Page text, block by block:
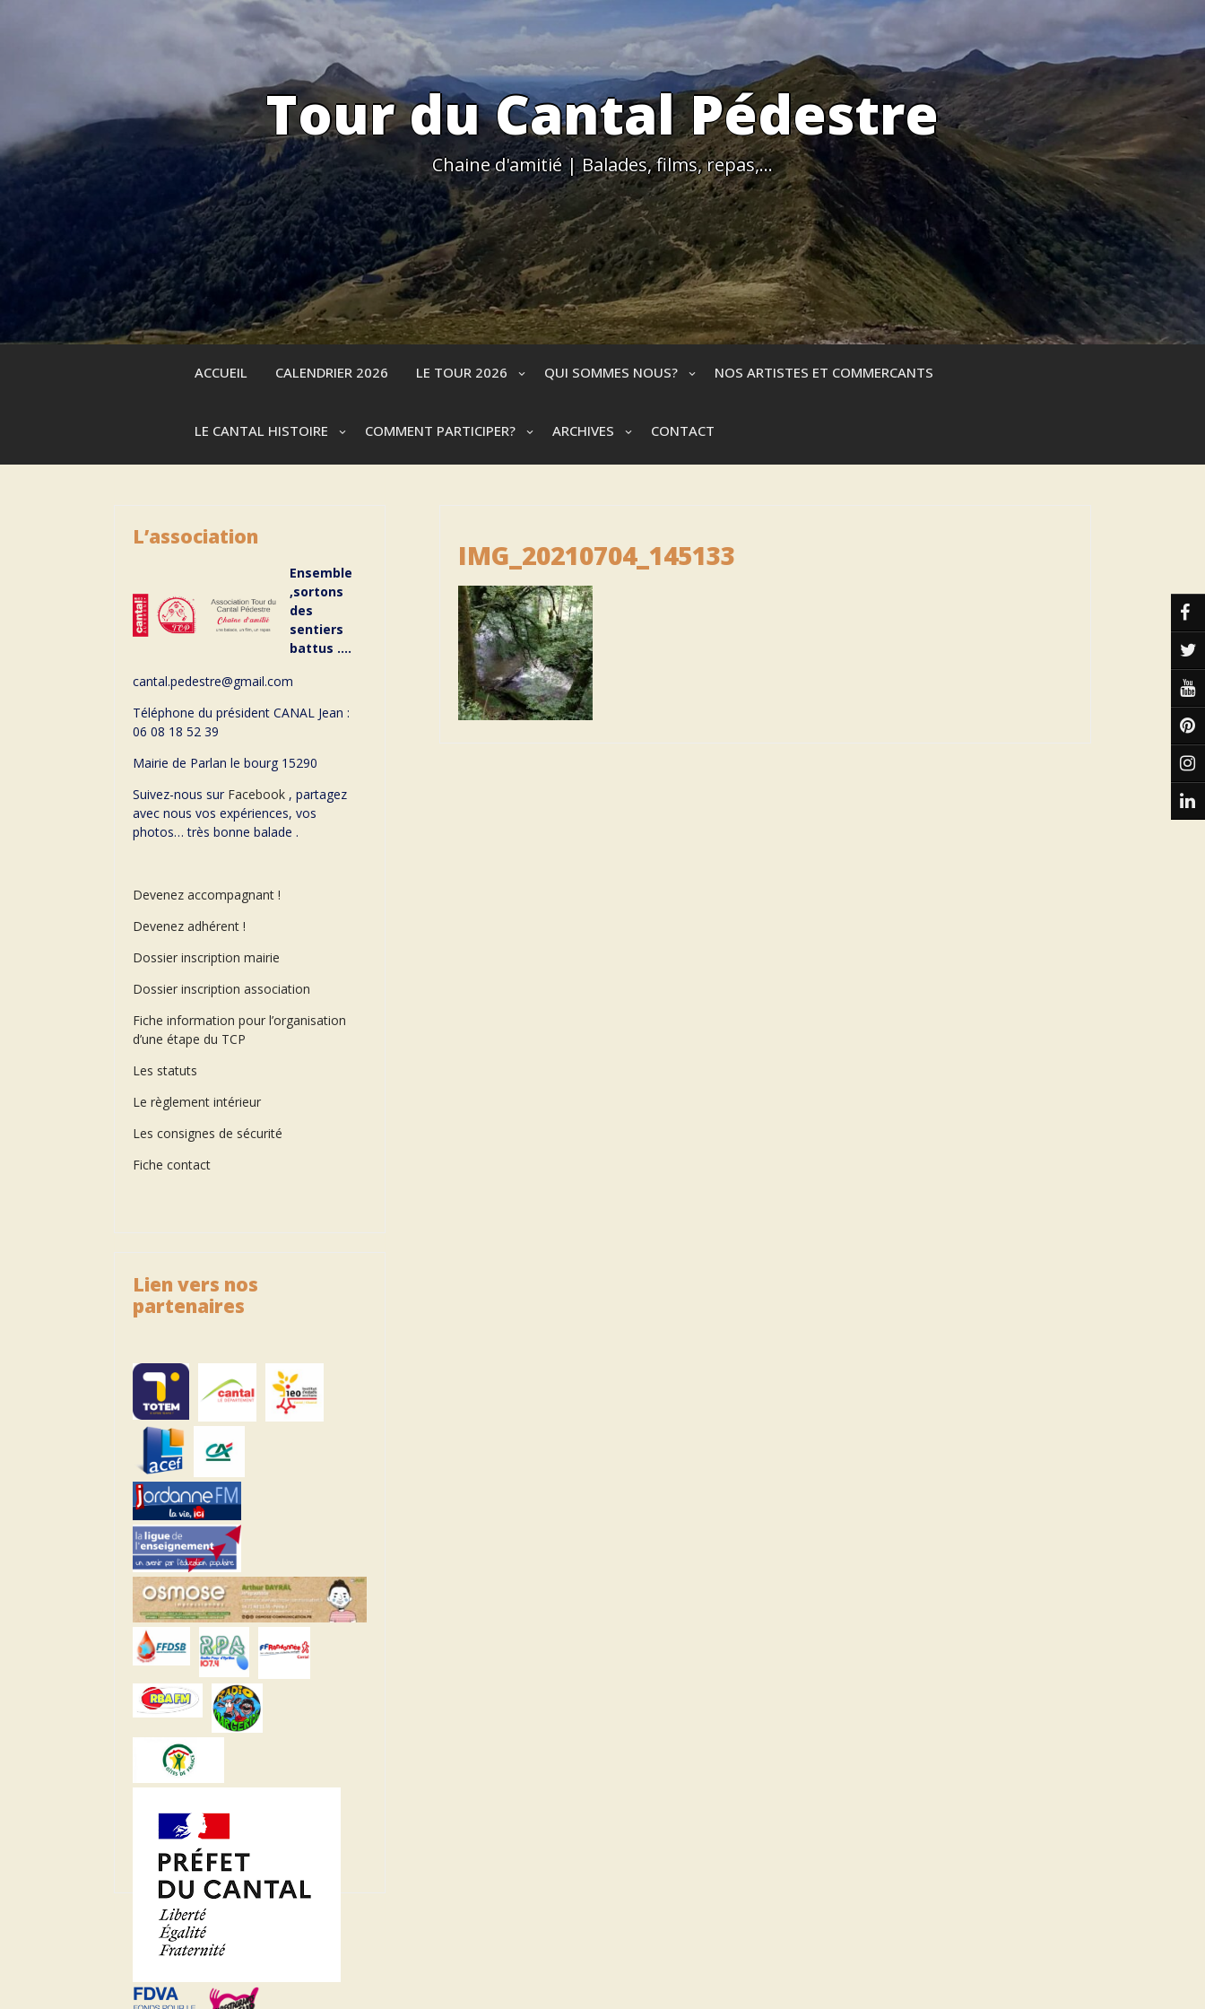
Tour du Cantal Pédestre
Chaine d'amitié | Balades, films, repas,…
ACCUEIL CALENDRIER 2026 LE TOUR 2026 QUI SOMMES NOUS? NOS ARTISTES ET COMMERCANTS
LE CANTAL HISTOIRE COMMENT PARTICIPER? ARCHIVES CONTACT
IMG_20210704_145133
L’association
Ensemble
,sortons
des
sentiers
battus ….
cantal.pedestre@gmail.com
Téléphone du président CANAL Jean :
06 08 18 52 39
Mairie de Parlan le bourg 15290
Suivez-nous sur Facebook , partagez
avec nous vos expériences, vos
photos… très bonne balade .
Devenez accompagnant !
Devenez adhérent !
Dossier inscription mairie
Dossier inscription association
Fiche information pour l’organisation
d’une étape du TCP
Les statuts
Le règlement intérieur
Les consignes de sécurité
Fiche contact
Lien vers nos
partenaires